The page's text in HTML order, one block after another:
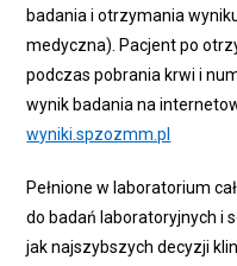
badania i otrzymania
medyczna). Pacjent po
podczas pobrania krwi i
wynik badania na
wyniki.spzozmm.pl
Pełnione w laboratorium
do badań laboratoryjnych i
jak najszybszych decyzji